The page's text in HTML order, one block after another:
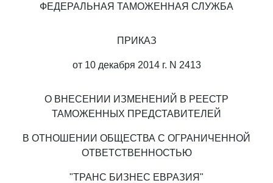
ФЕДЕРАЛЬНАЯ ТАМОЖЕННАЯ СЛУЖБА
ПРИКАЗ
от 10 декабря 2014 г. N 2413
О ВНЕСЕНИИ ИЗМЕНЕНИЙ В РЕЕСТР
ТАМОЖЕННЫХ ПРЕДСТАВИТЕЛЕЙ
В ОТНОШЕНИИ ОБЩЕСТВА С ОГРАНИЧЕННОЙ
ОТВЕТСТВЕННОСТЬЮ
"ТРАНС БИЗНЕС ЕВРАЗИЯ"